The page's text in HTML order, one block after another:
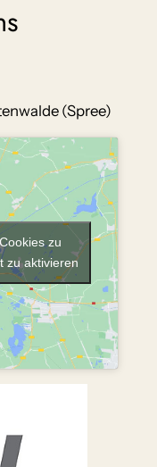
(Spree)
zu
zu aktivieren